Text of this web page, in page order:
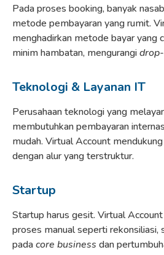
Pada proses booking, banyak
metode pembayaran yang rumit.
menghadirkan metode bayar yang
minim hambatan, mengurangi
Teknologi & Layanan IT
Perusahaan teknologi yang
membutuhkan pembayaran
mudah. Virtual Account
dengan alur yang terstruktur.
Startup
Startup harus gesit. Virtual
proses manual seperti rekonsiliasi,
padacore business dan